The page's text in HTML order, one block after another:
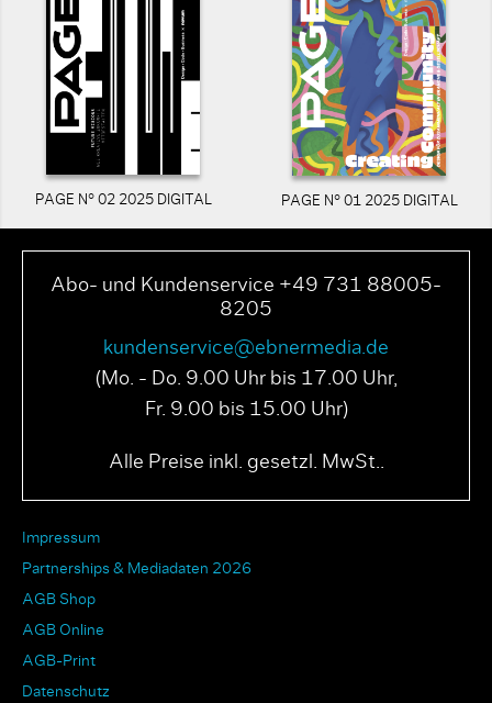
PAGE N° 02 2025 DIGITAL PAGE N° 01 2025 DIGITAL
Abo- und Kundenservice +49 731 88005-
8205
kundenservice@ebnermedia.de
(Mo. - Do. 9.00 Uhr bis 17.00 Uhr,
Fr. 9.00 bis 15.00 Uhr)
Alle Preise inkl. gesetzl. MwSt..
Impressum
Partnerships & Mediadaten 2026
AGB Shop
AGB Online
AGB-Print
Datenschutz